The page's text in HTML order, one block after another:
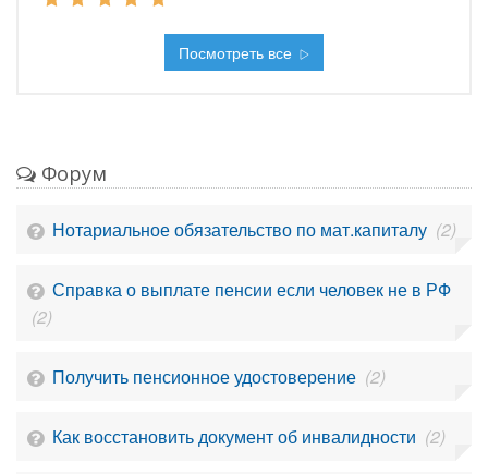
Посмотреть все
Форум
Нотариальное обязательство по мат.капиталу (2)
Справка о выплате пенсии если человек не в РФ
(2)
Получить пенсионное удостоверение (2)
Как восстановить документ об инвалидности (2)